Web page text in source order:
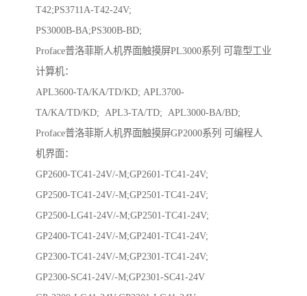
T42;PS3711A-T42-24V;
PS3000B-BA;PS300B-BD;
Proface普洛菲斯人机界面触摸屏PL3000系列 可靠型工业
计算机：
APL3600-TA/KA/TD/KD; APL3700-
TA/KA/TD/KD; APL3-TA/TD; APL3000-BA/BD;
Proface普洛菲斯人机界面触摸屏GP2000系列 可编程人
机界面：
GP2600-TC41-24V/-M;GP2601-TC41-24V;
GP2500-TC41-24V/-M;GP2501-TC41-24V;
GP2500-LG41-24V/-M;GP2501-TC41-24V;
GP2400-TC41-24V/-M;GP2401-TC41-24V;
GP2300-TC41-24V/-M;GP2301-TC41-24V;
GP2300-SC41-24V/-M;GP2301-SC41-24V